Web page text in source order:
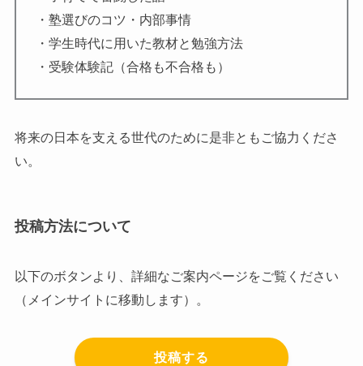
・塾選びのコツ・内部事情
・学生時代に用いた教材と勉強方法
・受験体験記（合格も不合格も）
将来の日本を支える世代のために是非ともご協力くださ
い。
投稿方法について
以下のボタンより、詳細なご案内ページをご覧ください
（メインサイトに移動します）。
投稿する